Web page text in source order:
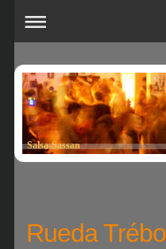
Salsa-Sassan
Rueda